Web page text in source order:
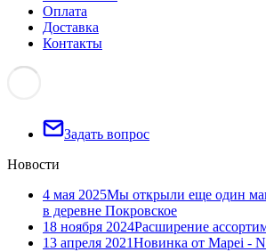
Оплата
Доставка
Контакты
Задать вопрос
Новости
4 мая 2025Мы открыли еще один
в деревне Покровское
18 ноября 2024Расширение
13 апреля 2021Новинка от Mapei -